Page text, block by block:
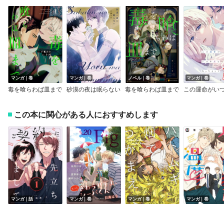
マンガ｜巻
毒を喰らわば皿まで
マンガ｜巻
砂漠の夜は眠らない
ノベル｜巻
毒を喰らわば皿まで
マンガ｜巻
この本に関心がある人におすすめします
マンガ｜話 マンガ｜巻 マンガ｜巻 マンガ｜巻